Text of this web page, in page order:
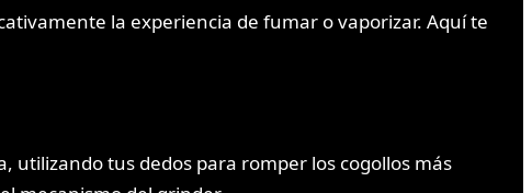
la experiencia de fumar o vaporizar. Aquí te
utilizando tus dedos para romper los cogollos más